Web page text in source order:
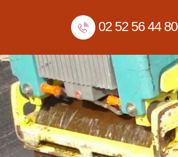
02 52 56 44 80